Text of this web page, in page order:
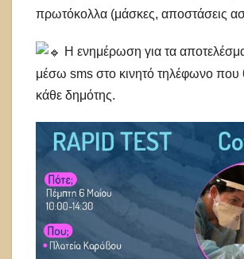
πρωτόκολλα (μάσκες, αποστάσεις
Η ενημέρωση για τα
μέσω sms στο κινητό τηλέφωνο που
κάθε δημότης.